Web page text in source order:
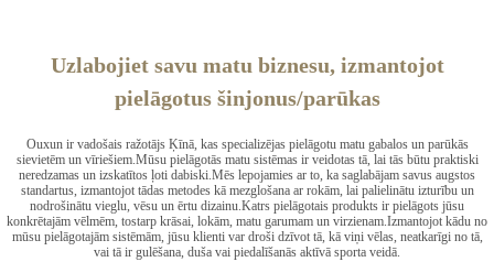
Uzlabojiet savu matu biznesu, izmantojot
pielāgotus šinjonus/parūkas
Ouxun ir vadošais ražotājs Ķīnā, kas specializējas pielāgotu matu gabalos un parūkās
sievietēm un vīriešiem.Mūsu pielāgotās matu sistēmas ir veidotas tā, lai tās būtu praktiski
neredzamas un izskatītos ļoti dabiski.Mēs lepojamies ar to, ka saglabājam savus augstos
standartus, izmantojot tādas metodes kā mezglošana ar rokām, lai palielinātu izturību un
nodrošinātu vieglu, vēsu un ērtu dizainu.Katrs pielāgotais produkts ir pielāgots jūsu
konkrētajām vēlmēm, tostarp krāsai, lokām, matu garumam un virzienam.Izmantojot kādu no
mūsu pielāgotajām sistēmām, jūsu klienti var droši dzīvot tā, kā viņi vēlas, neatkarīgi no tā,
vai tā ir gulēšana, duša vai piedalīšanās aktīvā sporta veidā.